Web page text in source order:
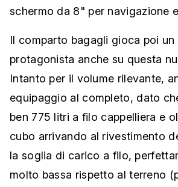
schermo da 8" per navigazione
Il comparto bagagli gioca poi un
protagonista anche su questa
Intanto per il volume rilevante,
equipaggio al completo, dato
ben 775 litri a filo cappelliera e
cubo arrivando al rivestimento
la soglia di carico a filo,
molto bassa rispetto al terreno